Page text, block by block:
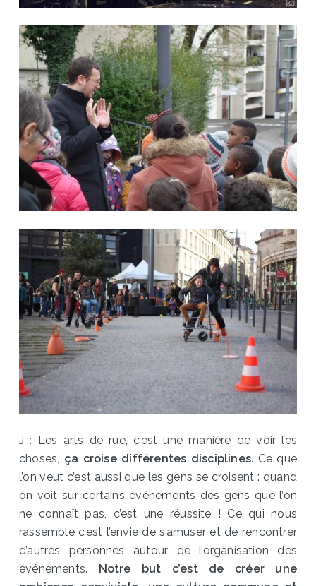
J : Les arts de rue, c’est une manière de voir les
choses, ça croise différentes disciplines. Ce que
l’on veut c’est aussi que les gens se croisent : quand
on voit sur certains événements des gens que l’on
ne connaît pas, c’est une réussite ! Ce qui nous
rassemble c’est l’envie de s’amuser et de rencontrer
d’autres personnes autour de l’organisation des
événements. Notre but c’est de créer une